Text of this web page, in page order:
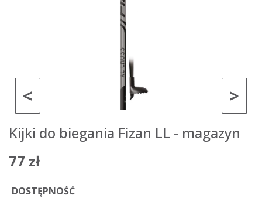
>
<
Kijki do biegania Fizan LL - magazyn
77 zł
DOSTĘPNOŚĆ